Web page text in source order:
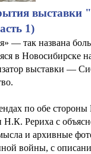
выставки
1)
— так названа
в Новосибирске
выставки —
по обе
Н.К. Рериха с
и архивные
войны, с